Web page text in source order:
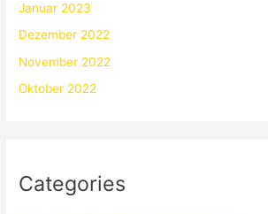
Januar 2023
Dezember 2022
November 2022
Oktober 2022
Categories